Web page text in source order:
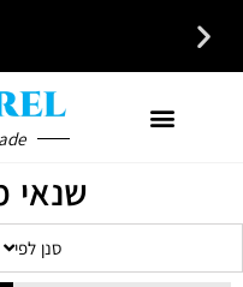
לקבלת ייעוץ חינם חייגו עכשיו - 058-7401300
שנאי
סנן לפי